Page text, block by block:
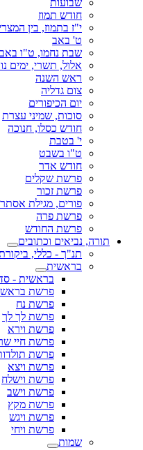
שבועות
חודש תמוז
י"ז בתמוז, בין
ט' באב
שבת נחמו, ט"ו באב
אלול, תשרי, ימים
ראש השנה
צום גדליה
יום הכיפורים
סוכות, שמיני עצרת
חודש כסלו, חנוכה
י' בטבת
ט"ו בשבט
חודש אדר
פרשת שקלים
פרשת זכור
פורים, מגילת אסתר
פרשת פרה
פרשת החודש
תורה, נביאים וכתובים
תנ"ך - כללי,
בראשית
בראשית -
פרשת
פרשת נח
פרשת לך לך
פרשת וירא
פרשת חיי
פרשת
פרשת ויצא
פרשת וישלח
פרשת וישב
פרשת מקץ
פרשת ויגש
פרשת ויחי
שמות